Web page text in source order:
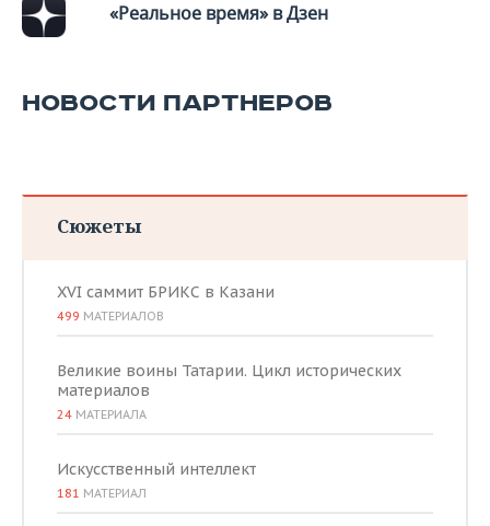
«Реальное время» в Дзен
НОВОСТИ ПАРТНЕРОВ
Сюжеты
XVI саммит БРИКС в Казани
499 МАТЕРИАЛОВ
Великие воины Татарии. Цикл исторических
материалов
24 МАТЕРИАЛА
Искусственный интеллект
181 МАТЕРИАЛ